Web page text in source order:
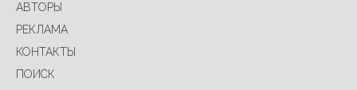
АВТОРЫ
РЕКЛАМА
КОНТАКТЫ
ПОИСК